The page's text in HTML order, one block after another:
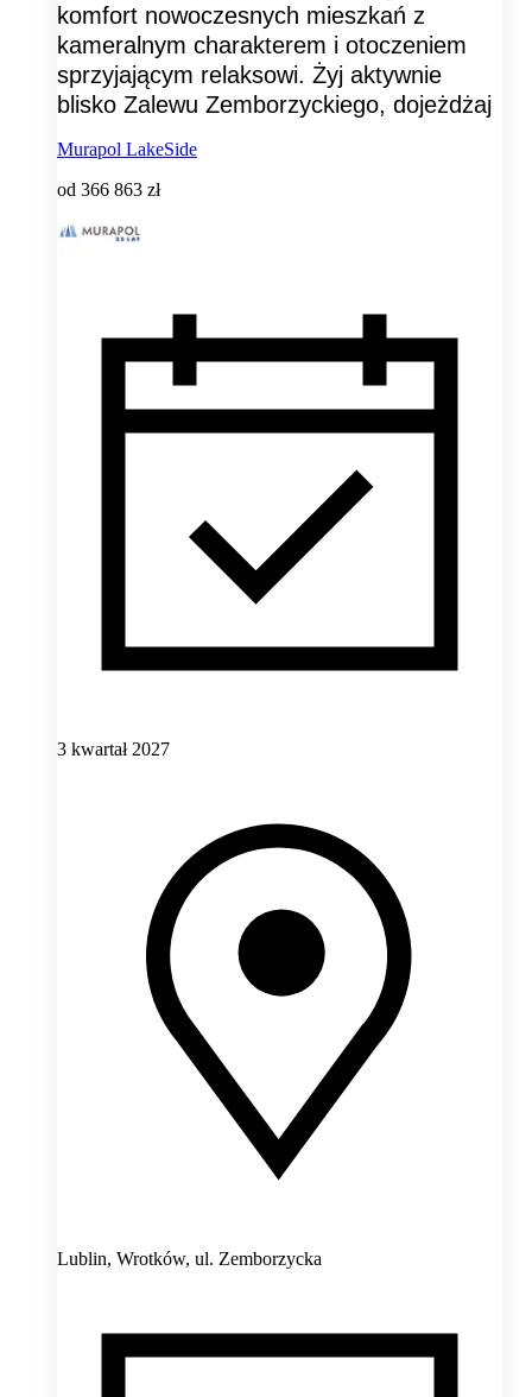
komfort nowoczesnych mieszkań z
kameralnym charakterem i otoczeniem
sprzyjającym relaksowi. Żyj aktywnie
blisko Zalewu Zemborzyckiego, dojeżdżaj
Murapol LakeSide
od 366 863 zł
3 kwartał 2027
Lublin, Wrotków, ul. Zemborzycka